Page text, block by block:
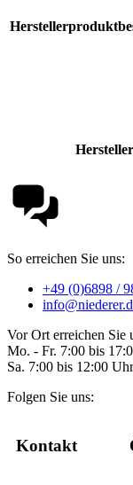
Hersteller
So erreichen Sie uns:
+49 (0)6898 /
Vor Ort erreichen Sie
Mo. - Fr. 7:00 bis
Sa. 7:00 bis 12:00 Uhr
Folgen Sie uns:
Kontakt